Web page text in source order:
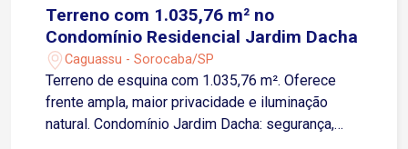
Terreno com 1.035,76 m² no
Condomínio Residencial Jardim Dacha
Caguassu - Sorocaba/SP
Terreno de esquina com 1.035,76 m². Oferece
frente ampla, maior privacidade e iluminação
natural. Condomínio Jardim Dacha: segurança,